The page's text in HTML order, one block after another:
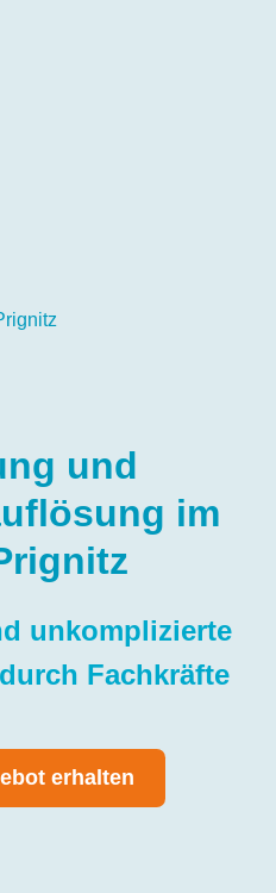
und
im
unkomplizierte
Fachkräfte
erhalten